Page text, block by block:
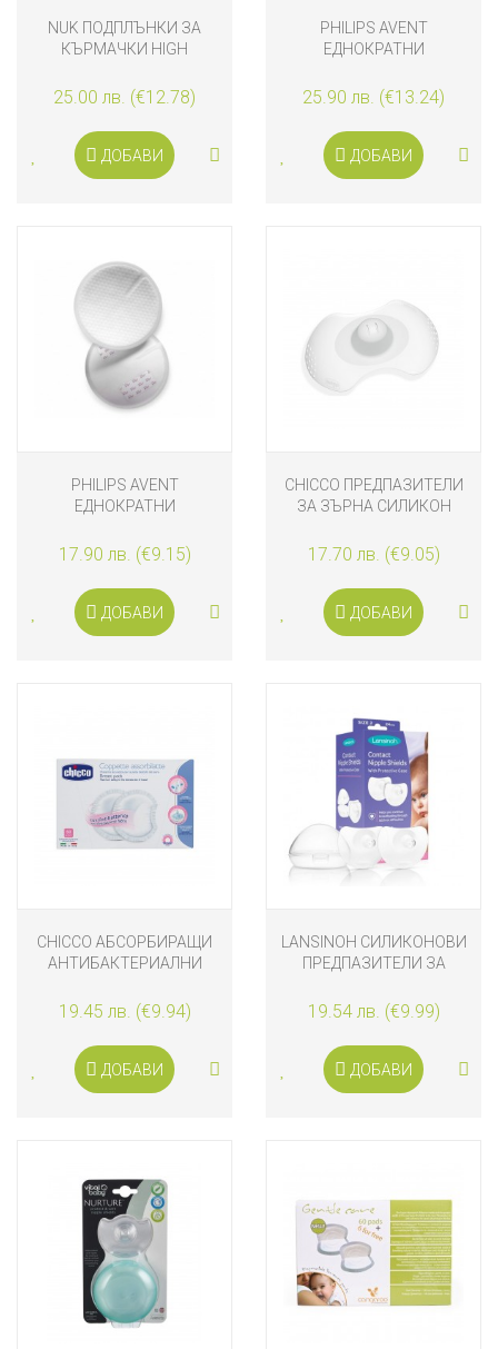
NUK ПОДПЛЪНКИ ЗА
КЪРМАЧКИ HIGH
25.00 лв. (€12.78)
ДОБАВИ
PHILIPS AVENT
ЕДНОКРАТНИ
100 БРОЯ
25.90 лв. (€13.24)
ДОБАВИ
PHILIPS AVENT
ЕДНОКРАТНИ
60 БРОЯ
17.90 лв. (€9.15)
ДОБАВИ
CHICCO ПРЕДПАЗИТЕЛИ
ЗА ЗЪРНА СИЛИКОН
17.70 лв. (€9.05)
ДОБАВИ
CHICCO АБСОРБИРАЩИ
АНТИБАКТЕРИАЛНИ
19.45 лв. (€9.94)
ДОБАВИ
LANSINOH СИЛИКОНОВИ
ПРЕДПАЗИТЕЛИ ЗА
19.54 лв. (€9.99)
ДОБАВИ